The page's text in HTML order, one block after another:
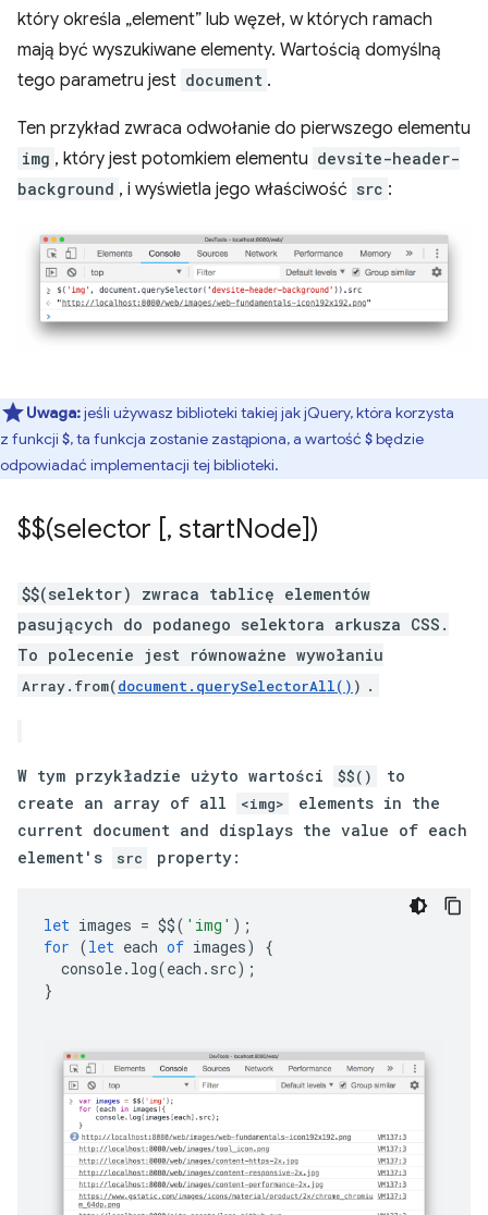
który określa „element” lub węzeł, w których ramach
mają być wyszukiwane elementy. Wartością domyślną
tego parametru jest document .
Ten przykład zwraca odwołanie do pierwszego elementu
img , który jest potomkiem elementu devsite-header-
background , i wyświetla jego właściwość src :
Uwaga:jeśli używasz biblioteki takiej jak jQuery, która korzysta
z funkcji $, ta funkcja zostanie zastąpiona, a wartość $będzie
odpowiadać implementacji tej biblioteki.
$$(selector [, startNode])
$$(selektor) zwraca tablicę elementów
pasujących do podanego selektora arkusza CSS.
To polecenie jest równoważne wywołaniu
Array.from(document.querySelectorAll() ) .
W tym przykładzie użyto wartości $$()
to
create an array of all
<img>
elements in the
current document and displays the value of each
element's
src property:
let images = $$( 'img' );
for (let each of images)
{
console. log(each . src);
}